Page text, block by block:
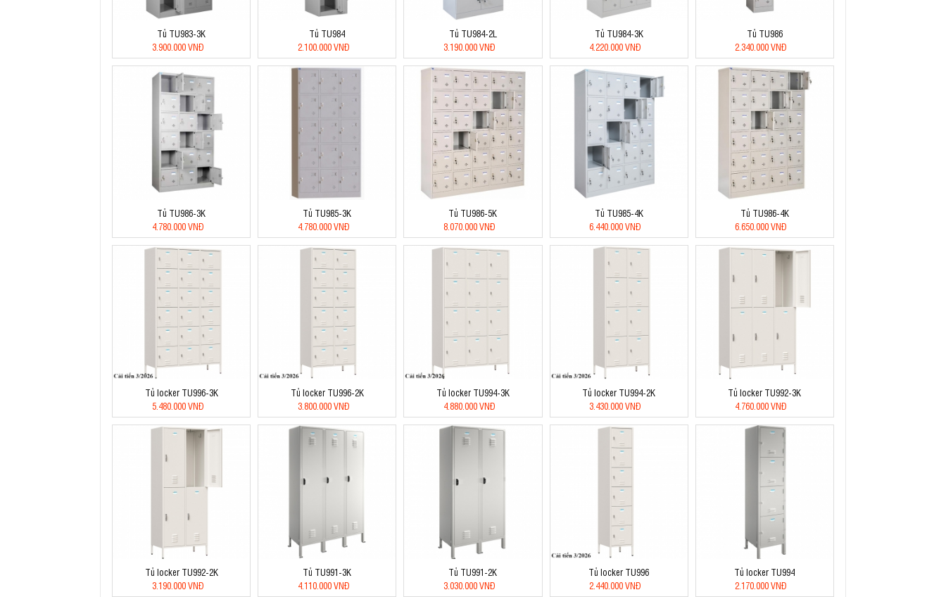
Tủ TU983-3K
3.900.000 VNĐ
Tủ TU984
2.100.000 VNĐ
Tủ TU984-2L
3.190.000 VNĐ
Tủ TU984-3K
4.220.000 VNĐ
Tủ TU986
2.340.000 VNĐ
Tủ TU986-3K
4.780.000 VNĐ
Tủ TU985-3K
4.780.000 VNĐ
Tủ TU986-5K
8.070.000 VNĐ
Tủ TU985-4K
6.440.000 VNĐ
Tủ TU986-4K
6.650.000 VNĐ
Tủ locker TU996-3K
5.480.000 VNĐ
Tủ locker TU996-2K
3.800.000 VNĐ
Tủ locker TU994-3K
4.880.000 VNĐ
Tủ locker TU994-2K
3.430.000 VNĐ
Tủ locker TU992-3K
4.760.000 VNĐ
Tủ locker TU992-2K
3.190.000 VNĐ
Tủ TU991-3K
4.110.000 VNĐ
Tủ TU991-2K
3.030.000 VNĐ
Tủ locker TU996
2.440.000 VNĐ
Tủ locker TU994
2.170.000 VNĐ